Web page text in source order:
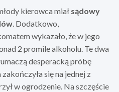
kierowca miał sądowy
. Dodatkowo,
wykazało, że w jego
2 promile alkoholu. Te dwa
desperacką próbę
się na jednej z
w ogrodzenie. Na szczęście